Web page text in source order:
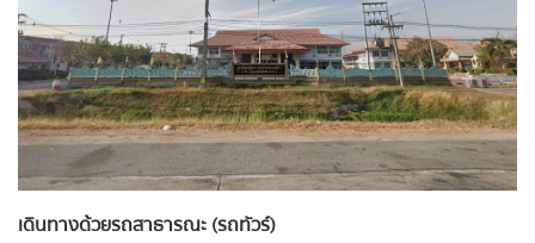
เดินทางด้วยรถสาธารณะ (รถทัวร์)